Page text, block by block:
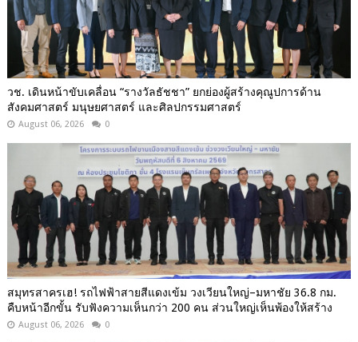
วช. เดินหน้าขับเคลื่อน “รางวัลธัชชา” ยกย่องผู้สร้างคุณูปการด้าน
สังคมศาสตร์ มนุษยศาสตร์ และศิลปกรรมศาสตร์
August 06, 2026 0
สมุทรสาครเฮ! รถไฟฟ้าสายสีแดงเข้ม วงเวียนใหญ่–มหาชัย 36.8 กม.
คืบหน้าอีกขั้น รับฟังความเห็นกว่า 200 คน ส่วนใหญ่เห็นพ้องให้สร้าง
August 06, 2026 0